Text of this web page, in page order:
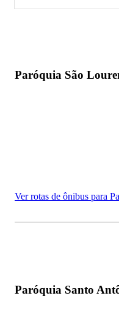
Paróquia São
Ver rotas de ônibus para
Paróquia Santo